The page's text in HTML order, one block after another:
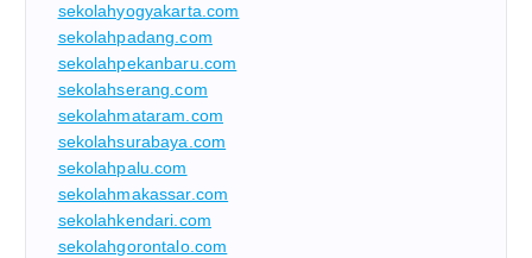
sekolahyogyakarta.com
sekolahpadang.com
sekolahpekanbaru.com
sekolahserang.com
sekolahmataram.com
sekolahsurabaya.com
sekolahpalu.com
sekolahmakassar.com
sekolahkendari.com
sekolahgorontalo.com